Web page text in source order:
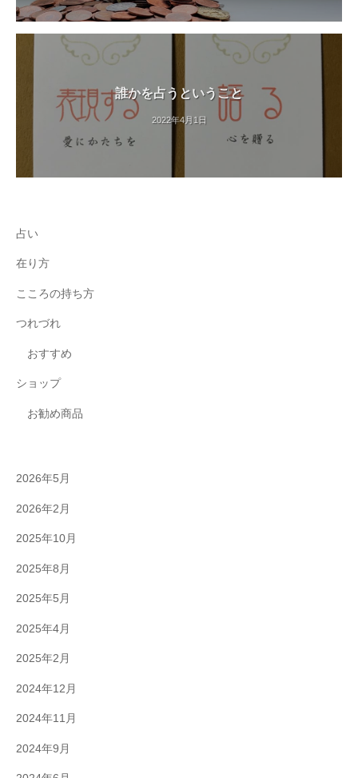
誰かを占うということ
2022年4月1日
占い
在り方
こころの持ち方
つれづれ
おすすめ
ショップ
お勧め商品
2026年5月
2026年2月
2025年10月
2025年8月
2025年5月
2025年4月
2025年2月
2024年12月
2024年11月
2024年9月